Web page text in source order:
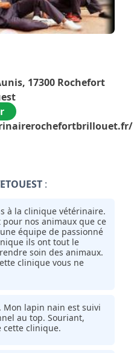
17300 Rochefort
:
à la clinique vétérinaire.
nos animaux que ce
équipe de passionné
ils ont tout le
soin des animaux.
clinique vous ne
lapin nain est suivi
au top. Souriant,
cette clinique.